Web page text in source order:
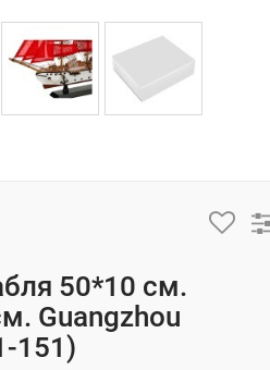
50*10 см.
Guangzhou
151)